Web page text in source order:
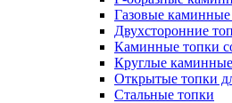
Газовые каминные
Двухсторонние
Каминные топки
Круглые
Открытые топки
Стальные топки